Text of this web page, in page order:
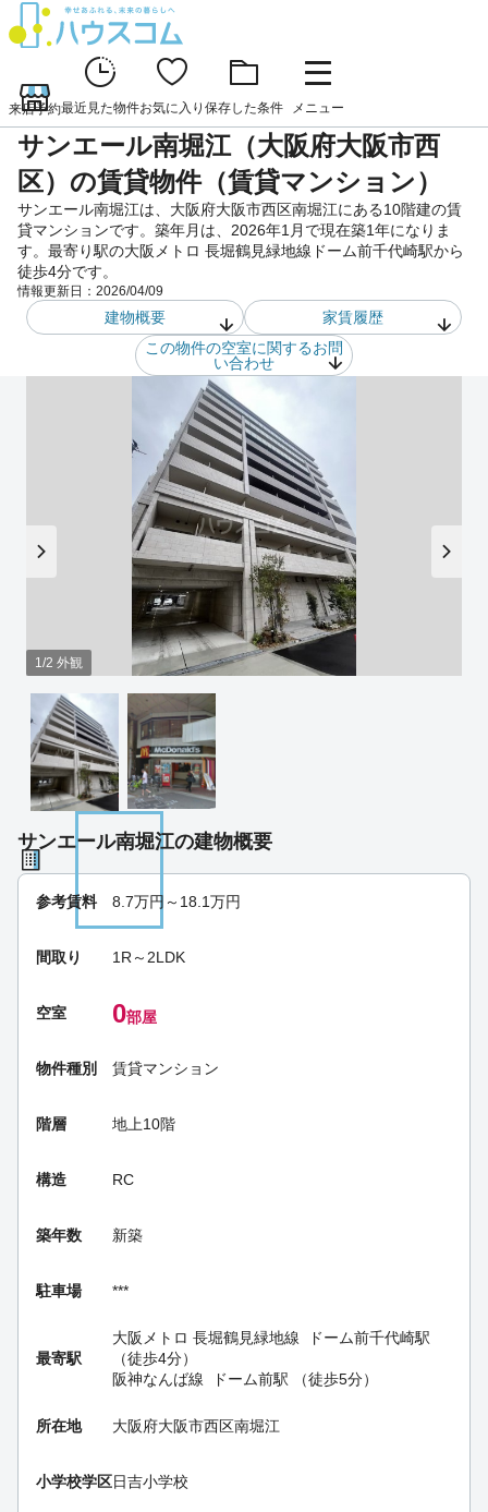
来店予約最近見た物件お気に入り 保存した条件 メニュー
サンエール南堀江（大阪府大阪市西
区）の賃貸物件（賃貸マンション）
サンエール南堀江は、大阪府大阪市西区南堀江にある10階建の賃
貸マンションです。築年月は、2026年1月で現在築1年になりま
す。最寄り駅の大阪メトロ 長堀鶴見緑地線ドーム前千代崎駅から
徒歩4分です。
情報更新日： 2026/04/09
建物概要
家賃履歴
この物件の空室に関するお問
い合わせ
1/2 外観
サンエール南堀江の建物概要
参考賃料 8.7万円～ 18.1万円
間取り 1R～2LDK
空室 0部屋
物件種別 賃貸マンション
階層 地上10階
構造 RC
築年数 新築
駐車場 ***
最寄駅
大阪メトロ 長堀鶴見緑地線
ドーム前千代崎駅
（徒歩4分）
阪神なんば線
ドーム前駅 （徒歩5分）
所在地 大阪府大阪市西区南堀江
小学校学区日吉小学校